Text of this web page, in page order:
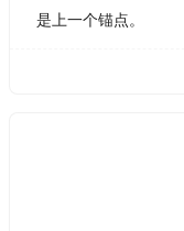
是上一个锚点。